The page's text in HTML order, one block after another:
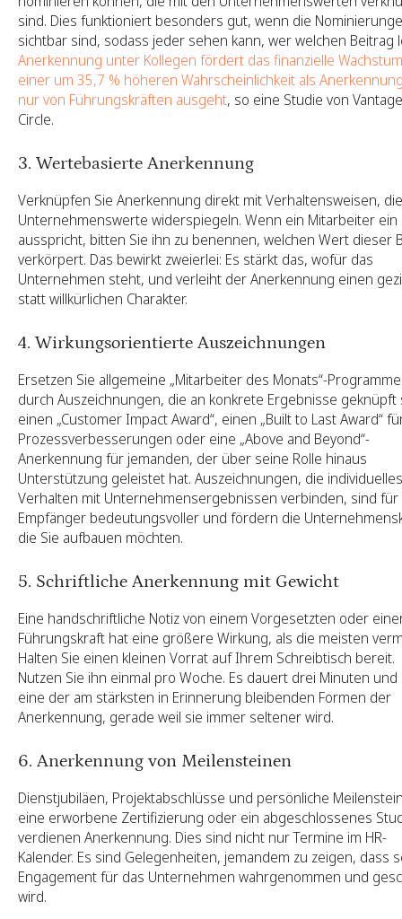
sind. Dies funktioniert besonders gut, wenn die
sichtbar sind, sodass jeder sehen kann, wer welchen Beitrag
Anerkennung unter Kollegen fördert das finanzielle
einer um 35,7 % höheren Wahrscheinlichkeit als
nur von Führungskräften ausgeht, so eine Studie von Vantage
Circle.
3. Wertebasierte Anerkennung
Verknüpfen Sie Anerkennung direkt mit Verhaltensweisen,
Unternehmenswerte widerspiegeln. Wenn ein Mitarbeiter ein
ausspricht, bitten Sie ihn zu benennen, welchen Wert dieser
verkörpert. Das bewirkt zweierlei: Es stärkt das, wofür das
Unternehmen steht, und verleiht der Anerkennung einen
statt willkürlichen Charakter.
4. Wirkungsorientierte Auszeichnungen
Ersetzen Sie allgemeine „Mitarbeiter des Monats“-Programme
durch Auszeichnungen, die an konkrete Ergebnisse geknüpft
einen „Customer Impact Award“, einen „Built to Last Award“
Prozessverbesserungen oder eine „Above and Beyond“-
Anerkennung für jemanden, der über seine Rolle hinaus
Unterstützung geleistet hat. Auszeichnungen, die individuelles
Verhalten mit Unternehmensergebnissen verbinden, sind
Empfänger bedeutungsvoller und fördern die
die Sie aufbauen möchten.
5. Schriftliche Anerkennung mit Gewicht
Eine handschriftliche Notiz von einem Vorgesetzten oder
Führungskraft hat eine größere Wirkung, als die meisten
Halten Sie einen kleinen Vorrat auf Ihrem Schreibtisch bereit.
Nutzen Sie ihn einmal pro Woche. Es dauert drei Minuten und
eine der am stärksten in Erinnerung bleibenden Formen der
Anerkennung, gerade weil sie immer seltener wird.
6. Anerkennung von Meilensteinen
Dienstjubiläen, Projektabschlüsse und persönliche
eine erworbene Zertifizierung oder ein abgeschlossenes
verdienen Anerkennung. Dies sind nicht nur Termine im HR-
Kalender. Es sind Gelegenheiten, jemandem zu zeigen, dass
Engagement für das Unternehmen wahrgenommen und
wird.